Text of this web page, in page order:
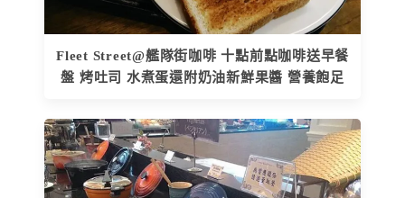
Fleet Street@艦隊街咖啡 十點前點咖啡送早餐
盤 烤吐司 水煮蛋還附奶油新鮮果醬 營養飽足